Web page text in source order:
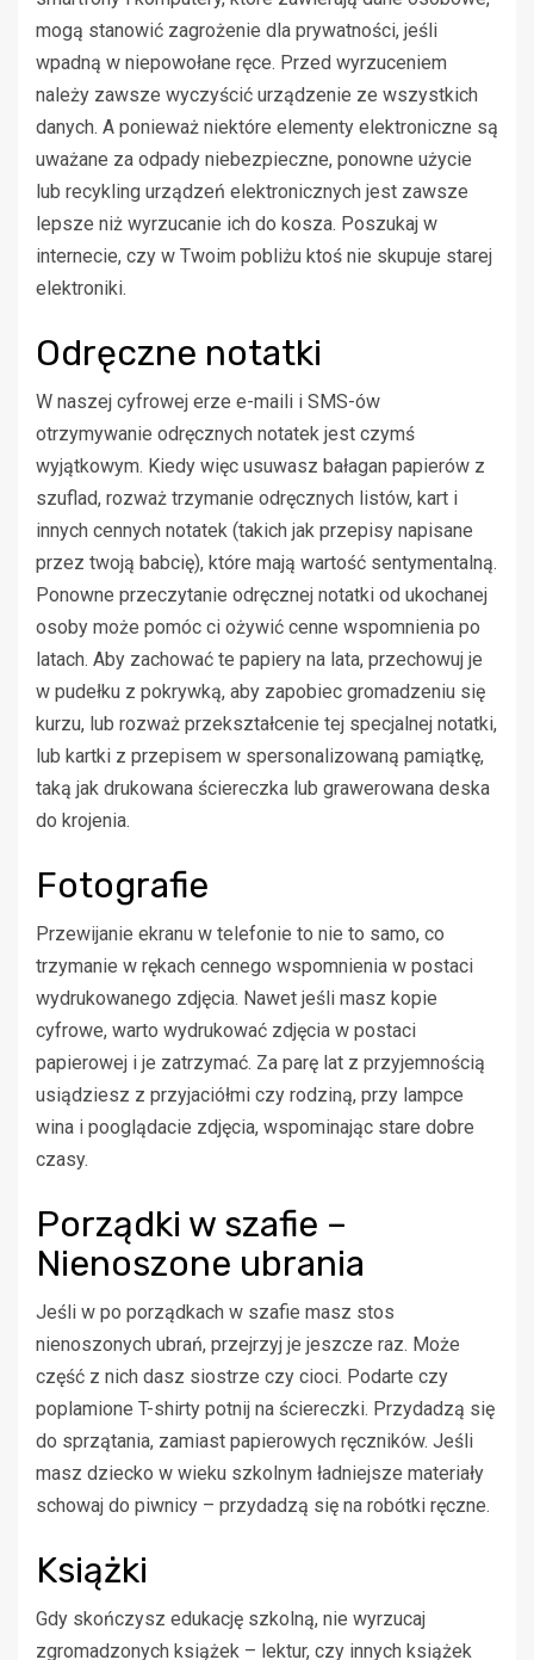
mogą stanowić zagrożenie dla prywatności, jeśli
wpadną w niepowołane ręce. Przed wyrzuceniem
należy zawsze wyczyścić urządzenie ze wszystkich
danych. A ponieważ niektóre elementy elektroniczne są
uważane za odpady niebezpieczne, ponowne użycie
lub recykling urządzeń elektronicznych jest zawsze
lepsze niż wyrzucanie ich do kosza. Poszukaj w
internecie, czy w Twoim pobliżu ktoś nie skupuje starej
elektroniki.
Odręczne notatki
W naszej cyfrowej erze e-maili i SMS-ów
otrzymywanie odręcznych notatek jest czymś
wyjątkowym. Kiedy więc usuwasz bałagan papierów z
szuflad, rozważ trzymanie odręcznych listów, kart i
innych cennych notatek (takich jak przepisy napisane
przez twoją babcię), które mają wartość sentymentalną.
Ponowne przeczytanie odręcznej notatki od ukochanej
osoby może pomóc ci ożywić cenne wspomnienia po
latach. Aby zachować te papiery na lata, przechowuj je
w pudełku z pokrywką, aby zapobiec gromadzeniu się
kurzu, lub rozważ przekształcenie tej specjalnej notatki,
lub kartki z przepisem w spersonalizowaną pamiątkę,
taką jak drukowana ściereczka lub grawerowana deska
do krojenia.
Fotografie
Przewijanie ekranu w telefonie to nie to samo, co
trzymanie w rękach cennego wspomnienia w postaci
wydrukowanego zdjęcia. Nawet jeśli masz kopie
cyfrowe, warto wydrukować zdjęcia w postaci
papierowej i je zatrzymać. Za parę lat z przyjemnością
usiądziesz z przyjaciółmi czy rodziną, przy lampce
wina i pooglądacie zdjęcia, wspominając stare dobre
czasy.
Porządki w szafie –
Nienoszone ubrania
Jeśli w po porządkach w szafie masz stos
nienoszonych ubrań, przejrzyj je jeszcze raz. Może
część z nich dasz siostrze czy cioci. Podarte czy
poplamione T-shirty potnij na ściereczki. Przydadzą się
do sprzątania, zamiast papierowych ręczników. Jeśli
masz dziecko w wieku szkolnym ładniejsze materiały
schowaj do piwnicy – przydadzą się na robótki ręczne.
Książki
Gdy skończysz edukację szkolną, nie wyrzucaj
zgromadzonych książek – lektur, czy innych książek